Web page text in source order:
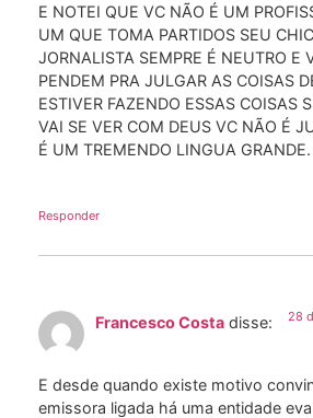
E NOTEI QUE VC NÃO É UM
UM QUE TOMA PARTIDOS SEU
JORNALISTA SEMPRE É NEUTRO E
PENDEM PRA JULGAR AS COISAS
ESTIVER FAZENDO ESSAS COISAS
VAI SE VER COM DEUS VC NÃO É
É UM TREMENDO LINGUA GRANDE.
Responder
Francesco Costa disse: 28
E desde quando existe motivo
emissora ligada há uma entidade